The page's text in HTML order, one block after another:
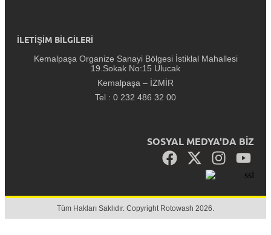
İLETİŞİM BİLGİLERİ
Kemalpaşa Organize Sanayi Bölgesi İstiklal Mahallesi
19.Sokak No:15 Ulucak
Kemalpaşa – İZMİR
Tel : 0 232 486 32 00
SOSYAL MEDYA'DA BİZ
Tüm Hakları Saklıdır. Copyright Rotowash 2026.